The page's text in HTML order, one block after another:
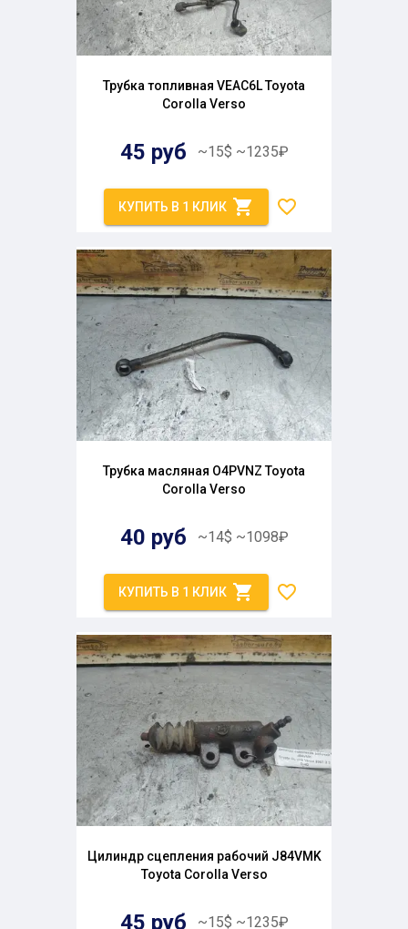
Трубка топливная VEAC6L Toyota
Corolla Verso
45 руб ~15$ ~1235₽
КУПИТЬ В 1 КЛИК
Трубка масляная O4PVNZ Toyota
Corolla Verso
40 руб ~14$ ~1098₽
КУПИТЬ В 1 КЛИК
Цилиндр сцепления рабочий J84VMK
Toyota Corolla Verso
45 руб ~15$ ~1235₽